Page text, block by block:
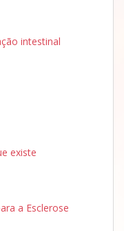
intestinal
existe
a Esclerose